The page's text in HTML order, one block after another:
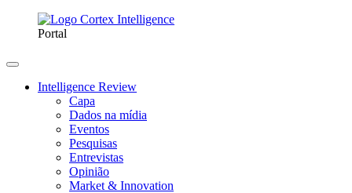
Portal
Intelligence Review
Capa
Dados na mídia
Eventos
Pesquisas
Entrevistas
Opinião
Market & Innovation